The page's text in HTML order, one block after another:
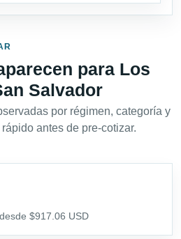
para Los
Salvador
por régimen, categoría y
antes de pre-cotizar.
$917.06 USD